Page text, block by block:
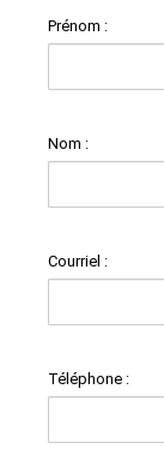
Prénom :
Nom :
Courriel :
Téléphone :